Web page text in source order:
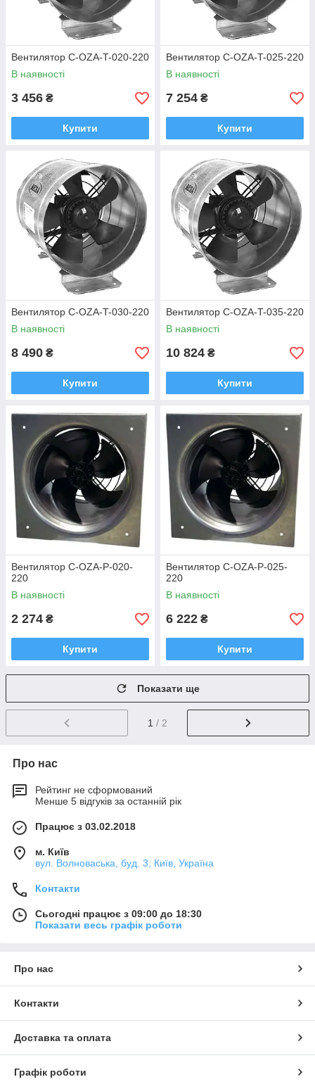
Вентилятор C-OZA-T-020-220
В наявності
3 456 ₴
Купити
Вентилятор C-OZA-T-025-220
В наявності
7 254 ₴
Купити
Вентилятор C-OZA-T-030-220
В наявності
8 490 ₴
Купити
Вентилятор C-OZA-T-035-220
В наявності
10 824 ₴
Купити
Вентилятор C-OZA-P-020-
220
В наявності
2 274 ₴
Купити
Вентилятор C-OZA-P-025-
220
В наявності
6 222 ₴
Купити
Показати ще
1 / 2
Про нас
Рейтинг не сформований
Менше 5 відгуків за останній рік
Працює з 03.02.2018
м. Київ
вул. Волноваська, буд. 3, Київ, Україна
Контакти
Сьогодні працює з 09:00 до 18:30
Показати весь графік роботи
Про нас
Контакти
Доставка та оплата
Графік роботи